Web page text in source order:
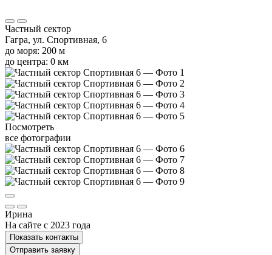
Частный сектор
Гагра, ул. Спортивная, 6
до моря: 200 м
до центра: 0 км
Посмотреть
все фотографии
Ирина
На сайте с 2023 года
Показать контакты
Отправить заявку